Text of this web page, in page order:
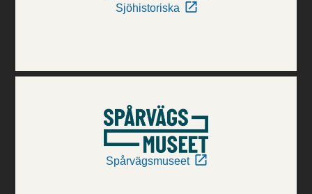
Sjöhistoriska
Spårvägsmuseet